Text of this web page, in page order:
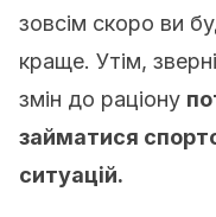
зовсім скоро ви
краще. Утім,
змін до раціону
займатися
ситуацій.